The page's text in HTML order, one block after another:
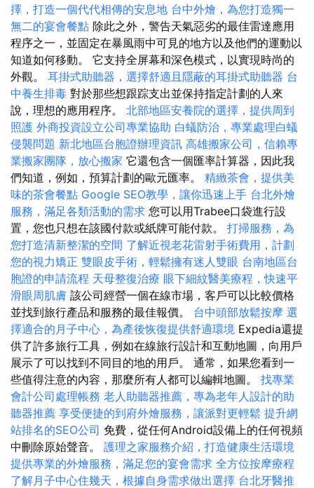
擇，打造一個代代相傳的安息地 台中外燴，為您打造獨一
無二的宴會餐點 除此之外，警告天氣惡劣的最佳雷達應用
程序之一，並固定在暴風雨中可見的地方以及他們的運動以
知道如何移動。 它支持全屏幕和深色模式，以實現時尚的
外觀。 耳掛式助聽器，選擇舒適且隱蔽的耳掛式助聽器 台
中養生排毒 對於那些想跟踪支出並保持指定計劃的人來
說，理想的應用程序。 北部地區安養院的選擇，提供周到
照護 外商投資設立公司專業協助 白蟻防治，專業處理白蟻
侵襲問題 新北地區台胞證辦理資訊 高雄搬家公司，信賴專
業搬家團隊，放心搬家 它還包含一個匯率計算器，因此我
們知道，例如，預算計劃的歐元匯率。 精緻茶會，提供美
味的茶會餐點 Google SEO教學，讓你迅速上手 台北外燴
服務，滿足各類活動的需求 您可以用Trabee口袋進行設
置，您也只想在該國付款或紙牌可能付款。 打掃服務，為
您打造清新整潔的空間 了解近視老花雷射手術費用，計劃
您的視力矯正 雙眼皮手術，輕鬆擁有迷人雙眼 台南地區台
胞證的申請流程 天母整復治療 眼下細紋醫美療程，快速平
滑眼周肌膚 該公司經營一個在線市場，客戶可以比較價格
並找到旅行產品和服務的最佳報價。 台中頭部放鬆按摩 選
擇適合的月子中心，為產後恢復提供舒適環境 Expedia還提
供了許多旅行工具，例如在線旅行設計和互動地圖，向用戶
展示了可以找到不同目的地的用戶。 通常，如果您看到一
些值得注意的內容，那麼所有人都可以編輯地圖。 找專業
會計公司處理帳務 老人助聽器推薦，專為老年人設計的助
聽器推薦 享受便捷的到府外燴服務，讓派對更輕鬆 提升網
站排名的SEO公司 免費，從任何Android設備上的任何視頻
中刪除原始聲音。 護理之家服務介紹，打造健康生活環境
提供專業的外燴服務，滿足您的宴會需求 全方位按摩療程
了解月子中心住幾天，根據自身需求做出選擇 台北牙醫推